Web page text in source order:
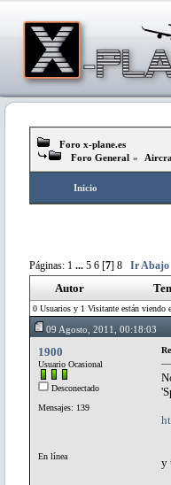
Foro x-plane.es
Foro General »
Inicio
Páginas: 1 ... 5 6 [7] 8 Ir Abajo
Autor
0 Usuarios y 1 Visitante están viendo
09 Agosto, 2011, 00:18:03
1900
Usuario Ocasional
Desconectado
Mensajes: 139
En línea y